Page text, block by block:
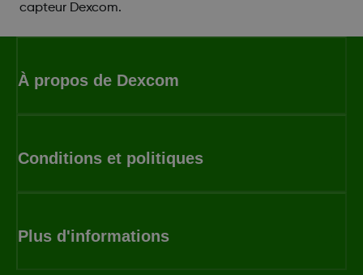
capteur Dexcom.
À propos de Dexcom
Conditions et politiques
Plus d'informations